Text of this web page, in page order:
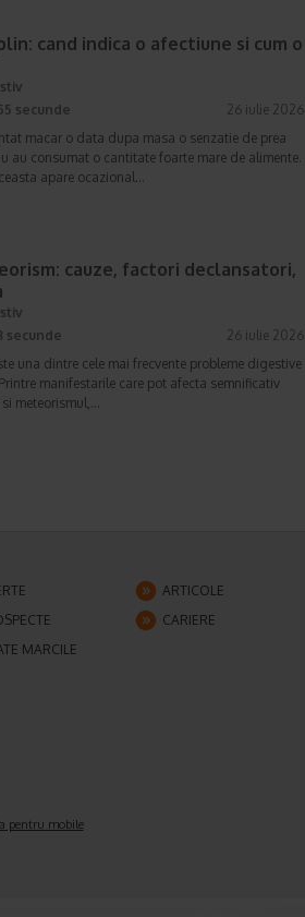
cand indica o afectiune si cum o
secunde
26 iulie 2026
macar o data dupa masa o senzatie de prea
au consumat o cantitate foarte mare de alimente.
apare ocazional…
cauze, factori declansatori,
secunde
26 iulie 2026
una dintre cele mai frecvente probleme digestive
manifestarile care pot afecta semnificativ
meteorismul,…
ARTICOLE
CARIERE
MARCILE
pentru mobile